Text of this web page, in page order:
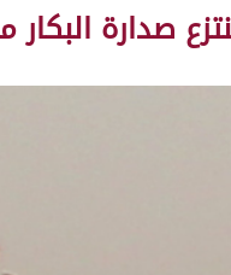
صدارة البكار